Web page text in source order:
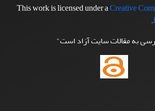
This work is licensed under aCreative
.
به مقالات سایت آزاد است"